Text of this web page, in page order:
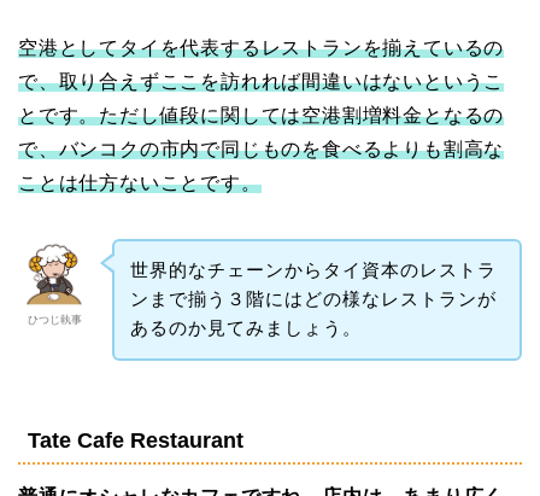
空港としてタイを代表するレストランを揃えているの
で、取り合えずここを訪れれば間違いはないというこ
とです。ただし値段に関しては空港割増料金となるの
で、バンコクの市内で同じものを食べるよりも割高な
ことは仕方ないことです。
ひつじ執事
世界的なチェーンからタイ資本のレストラ
ンまで揃う３階にはどの様なレストランが
あるのか見てみましょう。
Tate Cafe Restaurant